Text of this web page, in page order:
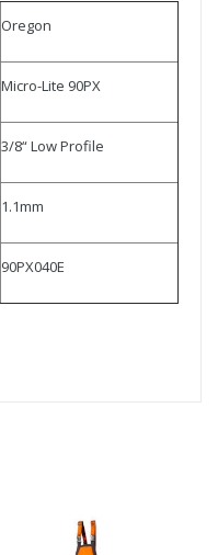
Oregon
Micro-Lite 90PX
3/8“ Low Profile
1.1mm
90PX040E